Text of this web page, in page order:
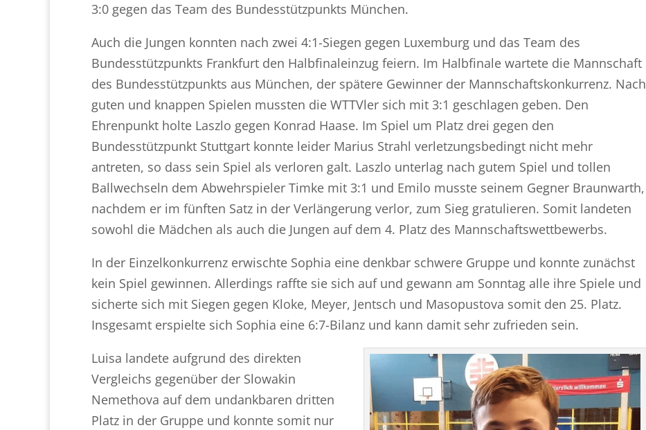
3:0 gegen das Team des Bundesstützpunkts München.
Auch die Jungen konnten nach zwei 4:1-Siegen gegen Luxemburg und das Team des
Bundesstützpunkts Frankfurt den Halbfinaleinzug feiern. Im Halbfinale wartete die Mannschaft
des Bundesstützpunkts aus München, der spätere Gewinner der Mannschaftskonkurrenz. Nach
guten und knappen Spielen mussten die WTTVler sich mit 3:1 geschlagen geben. Den
Ehrenpunkt holte Laszlo gegen Konrad Haase. Im Spiel um Platz drei gegen den
Bundesstützpunkt Stuttgart konnte leider Marius Strahl verletzungsbedingt nicht mehr
antreten, so dass sein Spiel als verloren galt. Laszlo unterlag nach gutem Spiel und tollen
Ballwechseln dem Abwehrspieler Timke mit 3:1 und Emilo musste seinem Gegner Braunwarth,
nachdem er im fünften Satz in der Verlängerung verlor, zum Sieg gratulieren. Somit landeten
sowohl die Mädchen als auch die Jungen auf dem 4. Platz des Mannschaftswettbewerbs.
In der Einzelkonkurrenz erwischte Sophia eine denkbar schwere Gruppe und konnte zunächst
kein Spiel gewinnen. Allerdings raffte sie sich auf und gewann am Sonntag alle ihre Spiele und
sicherte sich mit Siegen gegen Kloke, Meyer, Jentsch und Masopustova somit den 25. Platz.
Insgesamt erspielte sich Sophia eine 6:7-Bilanz und kann damit sehr zufrieden sein.
Luisa landete aufgrund des direkten
Vergleichs gegenüber der Slowakin
Nemethova auf dem undankbaren dritten
Platz in der Gruppe und konnte somit nur